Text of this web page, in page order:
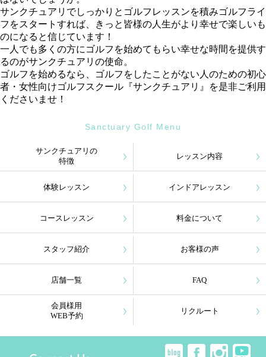
サンクチュアリでしっかりとゴルフレッスンを積みゴルフライ
フをスタートすれば、きっと皆様の人生がより幸せで楽しいも
のになると信じています！
一人でも多くの方にゴルフを始めてもらい幸せな時間を提供す
るのがサンクチュアリの使命。
ゴルフを始めるなら、ゴルフをしたことがない人のための初心
者・女性向けゴルフスクール『サンクチュアリ』を是非ご利用
くださいませ！
Sanctuary Golf Menu
サンクチュアリの
特徴
レッスン内容
体験レッスン インドアレッスン
コースレッスン 料金について
スタッフ紹介 お客様の声
店舗一覧 FAQ
会員様用
WEB予約
リクルート